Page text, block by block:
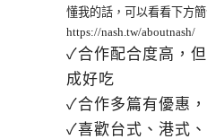
懂我的話，可以看看下方
https://nash.tw/aboutnash/
✓合作配合度高，
成好吃
✓合作多篇有優惠
✓喜歡台式、港式